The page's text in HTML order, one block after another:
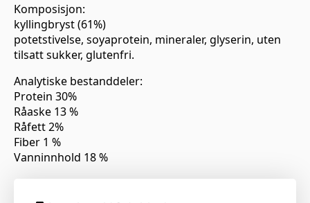
Komposisjon:
kyllingbryst (61%)
potetstivelse, soyaprotein, mineraler, glyserin, uten
tilsatt sukker, glutenfri.
Analytiske bestanddeler:
Protein 30%
Råaske 13 %
Råfett 2%
Fiber 1 %
Vanninnhold 18 %